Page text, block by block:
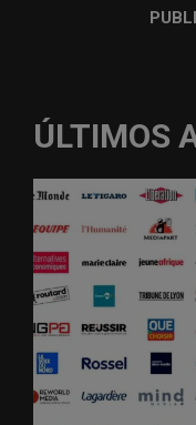
ÚLTIMOS